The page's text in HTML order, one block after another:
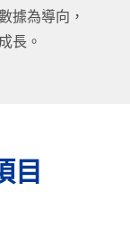
據為導向，
長。
目